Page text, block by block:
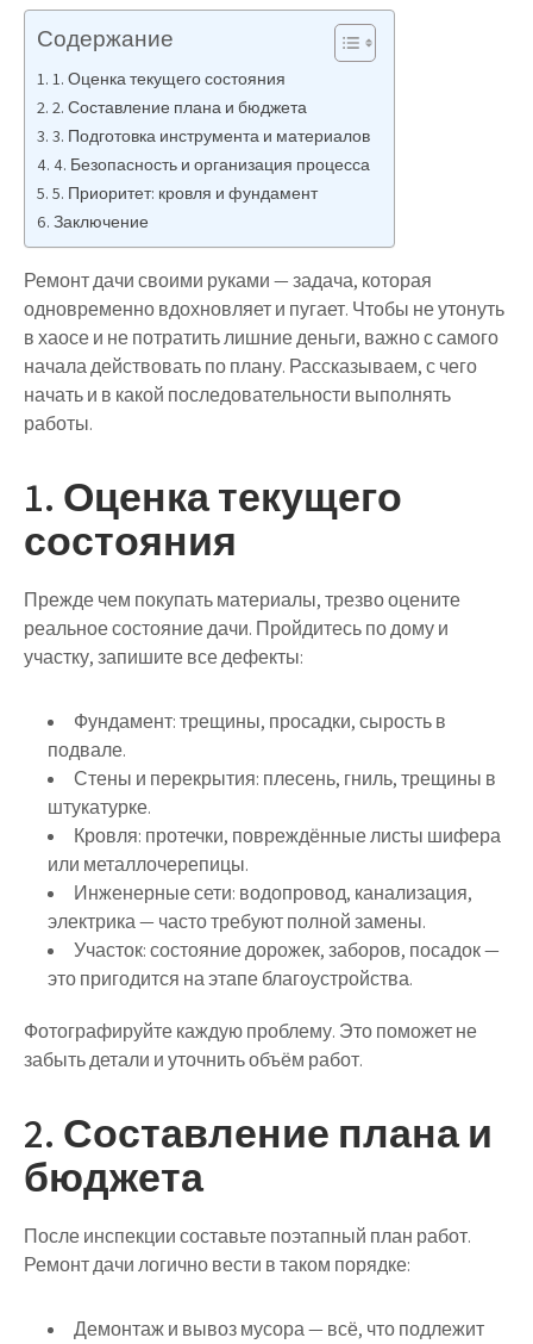
Содержание
1. Оценка текущего состояния
2. Составление плана и бюджета
3. Подготовка инструмента и материалов
4. Безопасность и организация процесса
5. Приоритет: кровля и фундамент
Заключение
Ремонт дачи своими руками — задача, которая
одновременно вдохновляет и пугает. Чтобы не утонуть
в хаосе и не потратить лишние деньги, важно с самого
начала действовать по плану. Рассказываем, с чего
начать и в какой последовательности выполнять
работы.
1. Оценка текущего
состояния
Прежде чем покупать материалы,трезво оцените
реальное состояние дачи. Пройдитесь по дому и
участку, запишите все дефекты:
Фундамент: трещины, просадки, сырость в
подвале.
Стены и перекрытия: плесень, гниль, трещины в
штукатурке.
Кровля: протечки, повреждённые листы шифера
или металлочерепицы.
Инженерные сети: водопровод, канализация,
электрика — часто требуют полной замены.
Участок: состояние дорожек, заборов, посадок —
это пригодится на этапе благоустройства.
Фотографируйте каждую проблему. Это поможет не
забыть детали и уточнить объём работ.
2. Составление плана и
бюджета
После инспекции составьтепоэтапный план работ.
Ремонт дачи логично вести в таком порядке:
Демонтаж и вывоз мусора— всё, что подлежит